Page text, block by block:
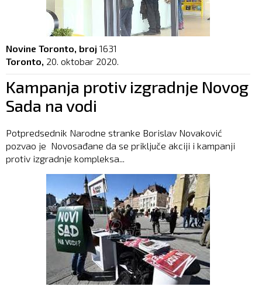
Novine Toronto, broj 1631
Toronto, 20. oktobar 2020.
Kampanja protiv izgradnje Novog
Sada na vodi
Potpredsednik Narodne stranke Borislav Novaković
pozvao je Novosađane da se priključe akciji i kampanji
protiv izgradnje kompleksa...